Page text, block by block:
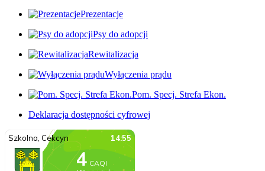
Prezentacje
Psy do adopcji
Rewitalizacja
Wyłączenia prądu
Pom. Specj. Strefa Ekon.
Deklaracja dostępności cyfrowej